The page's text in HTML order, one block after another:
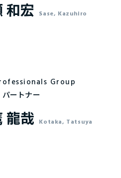
和宏 Sase, Kazuhiro
Group
ートナー
龍哉 Kotaka, Tatsuya